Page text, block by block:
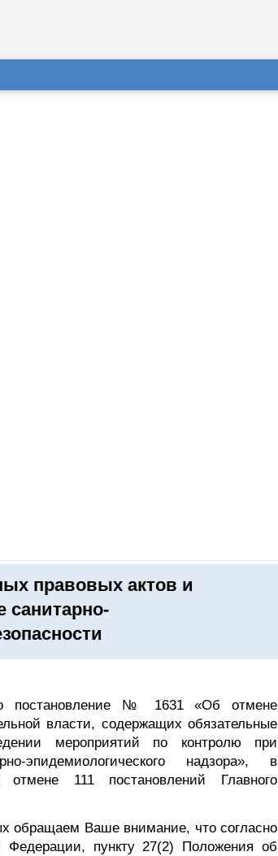
правовых актов и
постановление № 1631 «Об отмене
власти, содержащих обязательные
мероприятий по контролю при
эпидемиологического надзора», в
111 постановлений Главного
обращаем Ваше внимание, что согласно
Федерации, пункту 27(2) Положения об